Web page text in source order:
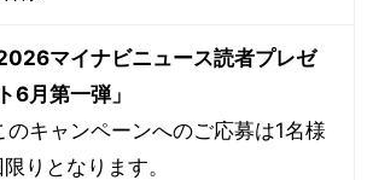
2026マイナビニュース読者プレゼ
6月第一弾」
のキャンペーンへのご応募は1名様
限りとなります。